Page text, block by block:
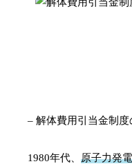
– 解体費用引当金制度
1980年代、原子力発